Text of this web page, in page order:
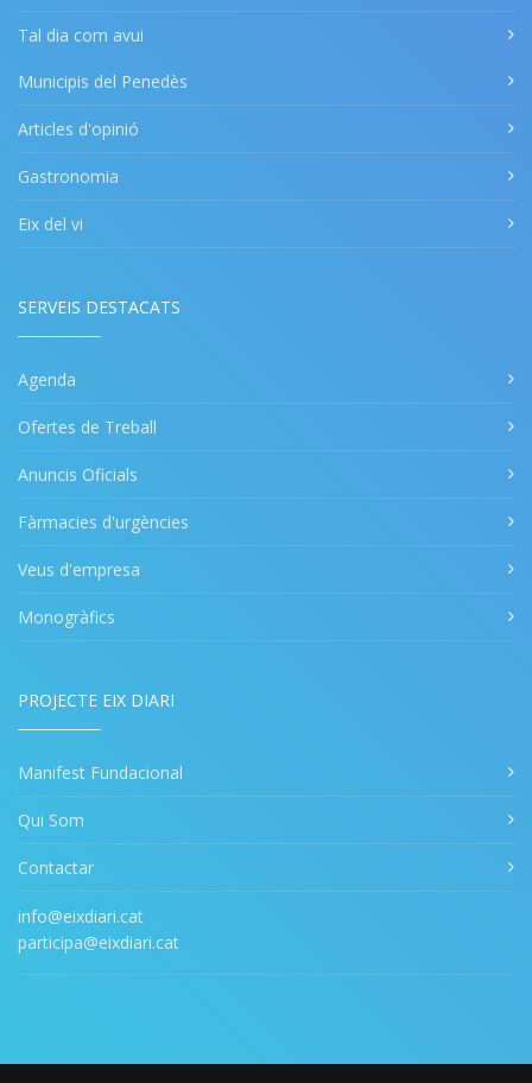
Tal dia com avui
Municipis del Penedès
Articles d'opinió
Gastronomia
Eix del vi
SERVEIS DESTACATS
Agenda
Ofertes de Treball
Anuncis Oficials
Fàrmacies d'urgències
Veus d'empresa
Monogràfics
PROJECTE EIX DIARI
Manifest Fundacional
Qui Som
Contactar
info@eixdiari.cat
participa@eixdiari.cat